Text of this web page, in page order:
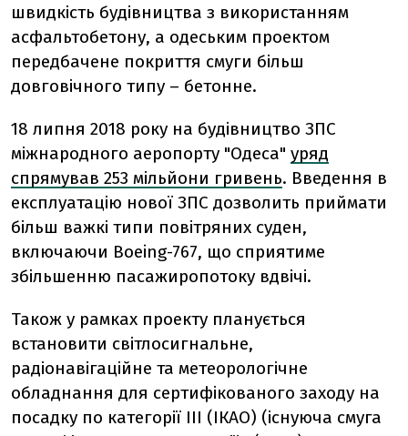
швидкість будівництва з використанням
асфальтобетону, а одеським проектом
передбачене покриття смуги більш
довговічного типу – бетонне.
18 липня 2018 року на будівництво ЗПС
міжнародного аеропорту "Одеса" уряд
спрямував 253 мільйони гривень. Введення в
експлуатацію нової ЗПС дозволить приймати
більш важкі типи повітряних суден,
включаючи Boeing-767, що сприятиме
збільшенню пасажиропотоку вдвічі.
Також у рамках проекту планується
встановити світлосигнальне,
радіонавігаційне та метеорологічне
обладнання для сертифікованого заходу на
посадку по категорії III (ІКАО) (існуюча смуга